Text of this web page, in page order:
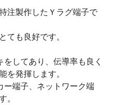
注製作したＹラグ端子で
ても良好です。
してあり、伝導率も良く
を発揮します。
ー端子、ネットワーク端
。